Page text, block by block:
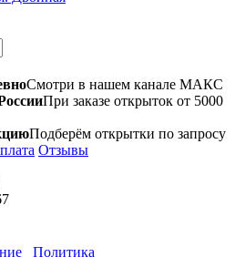
Смотри в нашем канале МАКС
При заказе открыток от 5000
Подберём открытки по запросу
Отзывы
Политика